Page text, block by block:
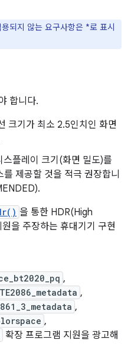
되지 않는 요구사항은 *로 표시
합니다.
크기가 최소 2.5인치인 화면
플레이 크기(화면 밀도)를
제공할 것을 적극 권장합니
을 통한 HDR(High
을 주장하는 휴대기기 구현
,
,
,
,
확장 프로그램 지원을 광고해